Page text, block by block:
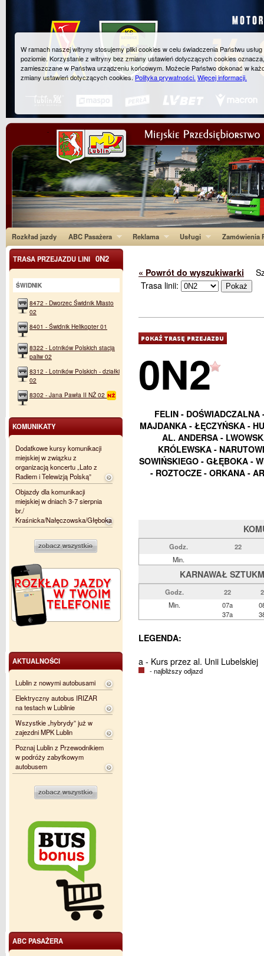
Rozkład jazdy ABC Pasażera Reklama Usługi Zamówienia
« Powrót do wyszukiwarki
Trasa linii:
0N2
FELIN -
MAJDANKA - ŁĘCZYŃSKA -
AL. ANDERSA -
KRÓLEWSKA -
SOWIŃSKIEGO - GŁĘBOKA -
- ROZTOCZE - ORKANA -
Godz.
22
Min.
KARNAWAŁ
Godz. 22
Min.
07a
37a
LEGENDA:
a - Kurs przez al. Unii Lubelskiej
- najbliższy odjazd
TRASA PRZEJAZDU LINI 0N2
ŚWIDNIK
8472 - Dworzec Świdnik Miasto
02
8401 - Świdnik Helikopter 01
8322 - Lotników Polskich stacja
paliw 02
8312 - Lotników Polskich - działki
02
8302 - Jana Pawła II NŻ 02
KOMUNIKATY
Dodatkowe kursy komunikacji
miejskiej w związku z
organizacją koncertu „Lato z
Radiem i Telewizją Polską”
Objazdy dla komunikacji
miejskiej w dniach 3-7 sierpnia
br./
Kraśnicka/Nałęczowska/Głęboka
AKTUALNOŚCI
Lublin z nowymi autobusami
Elektryczny autobus IRIZAR
na testach w Lublinie
Wszystkie „hybrydy” już w
zajezdni MPK Lublin
Poznaj Lublin z Przewodnikiem
w podróży zabytkowym
autobusem
ABC PASAŻERA
W ramach naszej witryny stosujemy pliki cookies w celu świadczenia Państwu
poziomie. Korzystanie z witryny bez zmiany ustawień dotyczących cookies
zamieszczane w Państwa urządzeniu końcowym. Możecie Państwo dokonać w
zmiany ustawień dotyczących cookies.Polityka prywatności. Więcej informacji.